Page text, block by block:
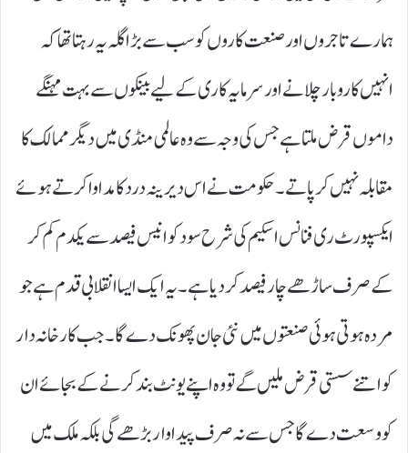
ہمارے تاجروں اور صنعت کاروں کو سب سے بڑا گلہ یہ رہتا تھا کہ
انہیں کاروبار چلانے اور سرمایہ کاری کے لیے بینکوں سے بہت مہنگے
داموں قرض ملتا ہے جس کی وجہ سے وہ عالمی منڈی میں دیگر ممالک کا
مقابلہ نہیں کر پاتے۔ حکومت نے اس دیرینہ درد کا مداوا کرتے ہوئے
ایکسپورٹ ری فنانس اسکیم کی شرح سود کو انیس فیصد سے یکدم کم کر
کے صرف ساڑھے چار فیصد کر دیا ہے۔ یہ ایک ایسا انقلابی قدم ہے جو
مردہ ہوتی ہوئی صنعتوں میں نئی جان پھونک دے گا۔ جب کارخانہ دار
کو اتنے سستی قرض ملیں گے تو وہ اپنے یونٹ بند کرنے کے بجائے ان
کو وسعت دے گا جس سے نہ صرف پیداوار بڑھے گی بلکہ ملک میں